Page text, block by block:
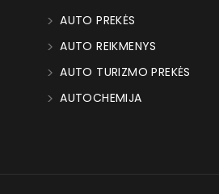
AUTO PREKĖS
AUTO REIKMENYS
AUTO TURIZMO PREKĖS
AUTOCHEMIJA